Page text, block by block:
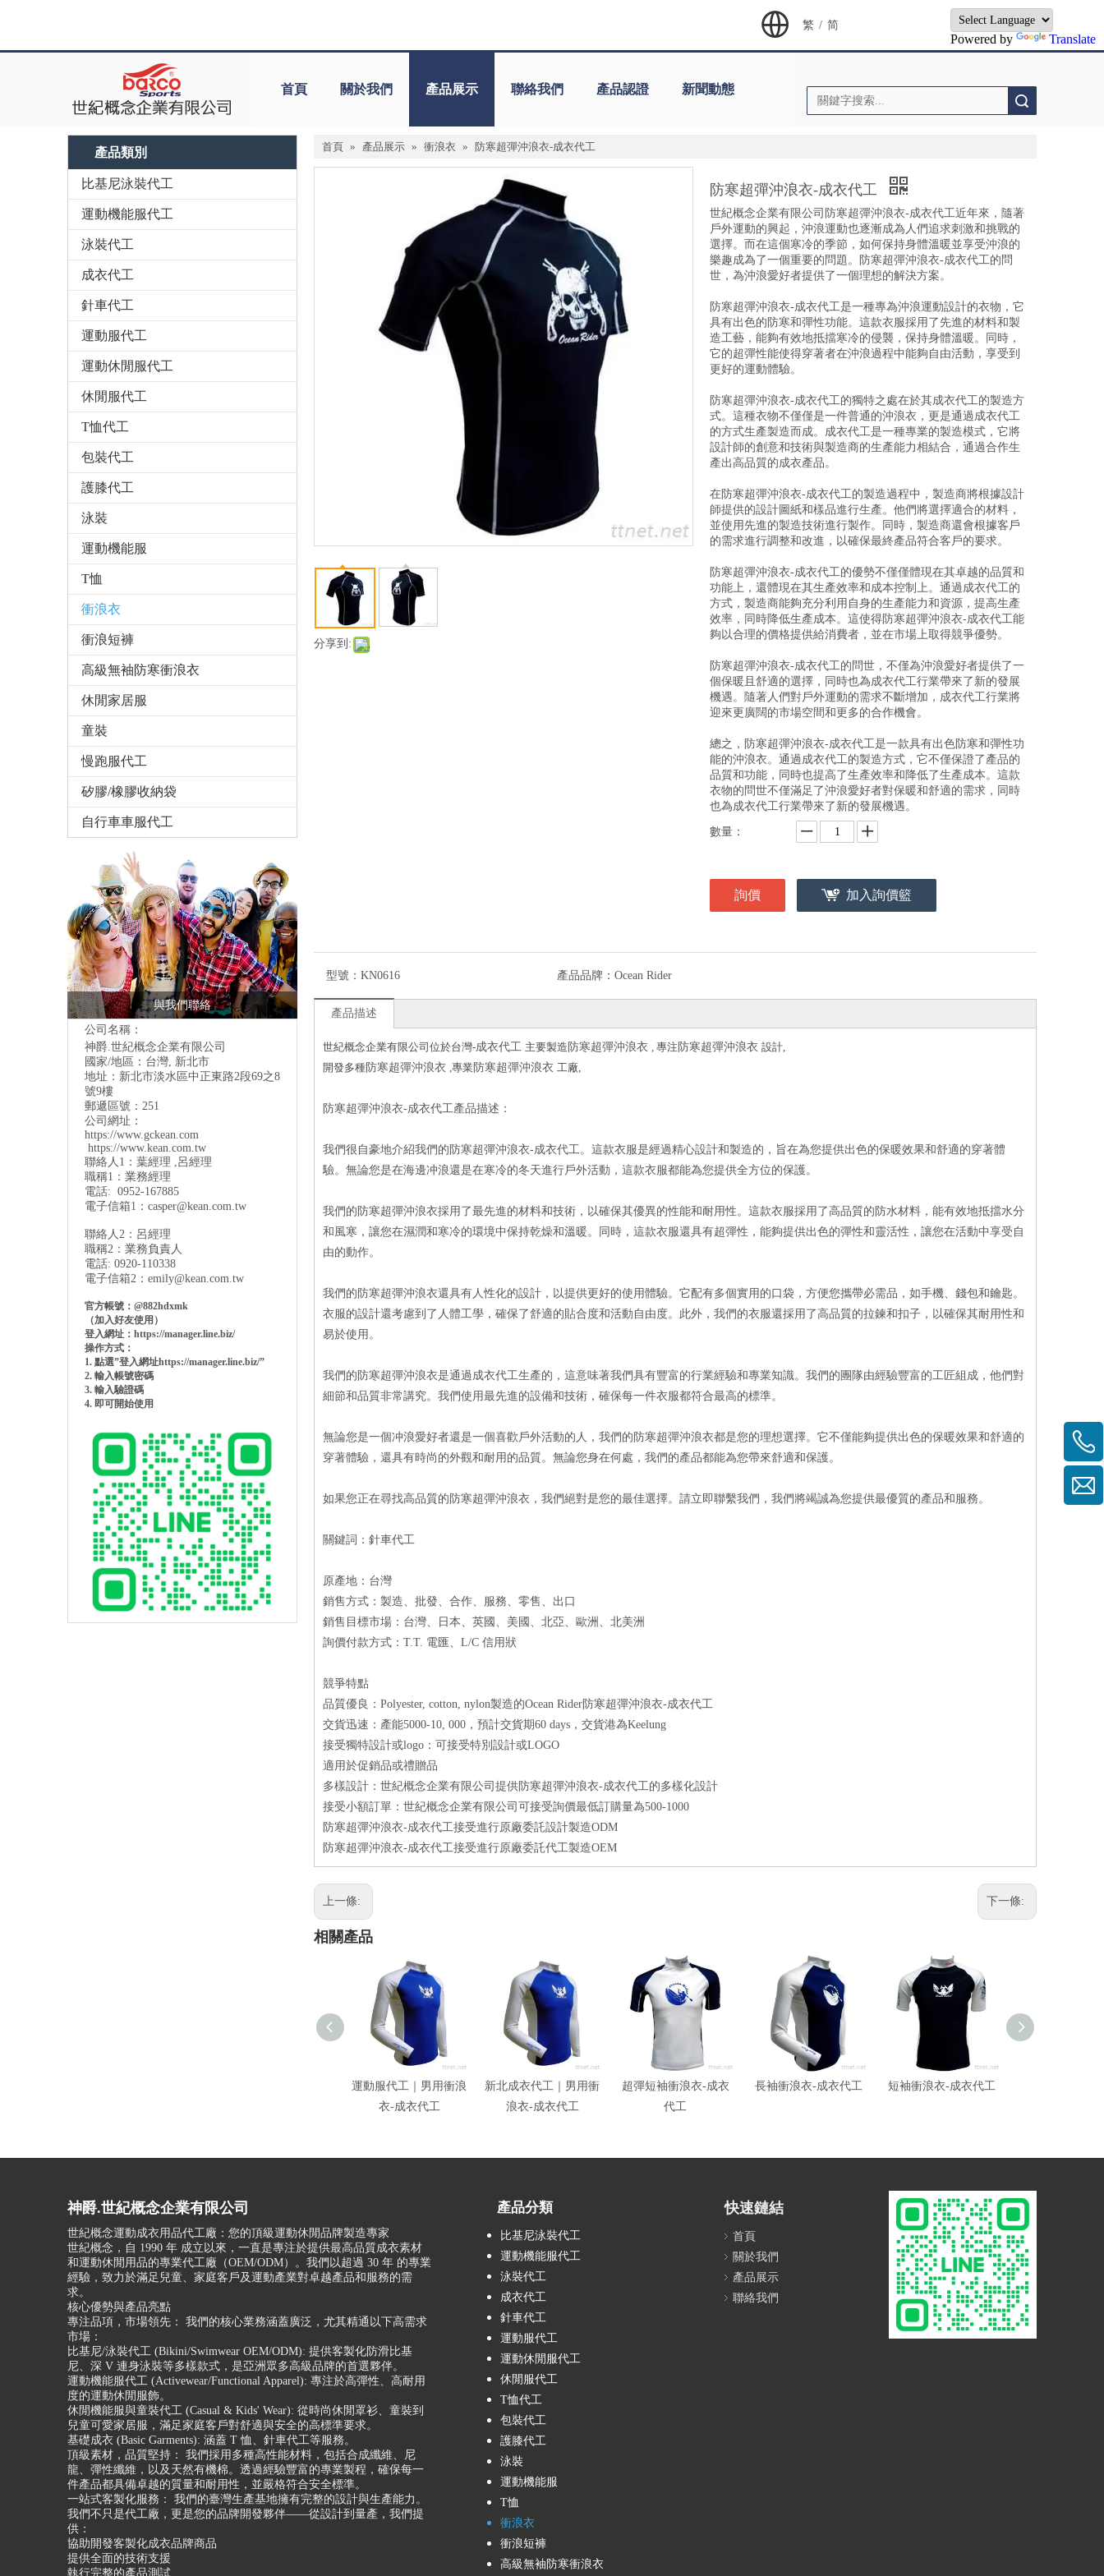
Powered by Translate
繁 / 简
首頁 關於我們 產品展示 聯絡我們 產品認證 新聞動態
產品類別
比基尼泳裝代工
運動機能服代工
泳裝代工
成衣代工
針車代工
運動服代工
運動休閒服代工
休閒服代工
T恤代工
包裝代工
護膝代工
泳裝
運動機能服
T恤
衝浪衣
衝浪短褲
高級無袖防寒衝浪衣
休閒家居服
童裝
慢跑服代工
矽膠/橡膠收納袋
自行車車服代工
與我們聯絡
公司名稱：
神爵.世紀概念企業有限公司
國家/地區：台灣, 新北市
地址： 新北市淡水區中正東路2段69之8
號9樓
郵遞區號：251
公司網址：
https://www.gckean.com
https://www.kean.com.tw
聯絡人1：葉經理 ,呂經理
職稱1：業務經理
電話: 0952-167885
電子信箱1： casper@kean.com.tw
聯絡人2：呂經理
職稱2：業務負責人
電話: 0920-110338
電子信箱2： emily@kean.com.tw
官方帳號：@882hdxmk
（加入好友使用）
登入網址：https://manager.line.biz/
操作方式：
1. 點選”登入網址https://manager.line.biz/”
2. 輸入帳號密碼
3. 輸入驗證碼
4. 即可開始使用
首頁 » 產品展示 » 衝浪衣 » 防寒超彈沖浪衣-成衣代工
分享到:
防寒超彈沖浪衣-成衣代工
世紀概念企業有限公司防寒超彈沖浪衣-成衣代工近年來，隨著
戶外運動的興起，沖浪運動也逐漸成為人們追求刺激和挑戰的
選擇。而在這個寒冷的季節，如何保持身體溫暖並享受沖浪的
樂趣成為了一個重要的問題。防寒超彈沖浪衣-成衣代工的問
世，為沖浪愛好者提供了一個理想的解決方案。
防寒超彈沖浪衣-成衣代工是一種專為沖浪運動設計的衣物，它
具有出色的防寒和彈性功能。這款衣服採用了先進的材料和製
造工藝，能夠有效地抵擋寒冷的侵襲，保持身體溫暖。同時，
它的超彈性能使得穿著者在沖浪過程中能夠自由活動，享受到
更好的運動體驗。
防寒超彈沖浪衣-成衣代工的獨特之處在於其成衣代工的製造方
式。這種衣物不僅僅是一件普通的沖浪衣，更是通過成衣代工
的方式生產製造而成。成衣代工是一種專業的製造模式，它將
設計師的創意和技術與製造商的生產能力相結合，通過合作生
產出高品質的成衣產品。
在防寒超彈沖浪衣-成衣代工的製造過程中，製造商將根據設計
師提供的設計圖紙和樣品進行生產。他們將選擇適合的材料，
並使用先進的製造技術進行製作。同時，製造商還會根據客戶
的需求進行調整和改進，以確保最終產品符合客戶的要求。
防寒超彈沖浪衣-成衣代工的優勢不僅僅體現在其卓越的品質和
功能上，還體現在其生產效率和成本控制上。通過成衣代工的
方式，製造商能夠充分利用自身的生產能力和資源，提高生產
效率，同時降低生產成本。這使得防寒超彈沖浪衣-成衣代工能
夠以合理的價格提供給消費者，並在市場上取得競爭優勢。
防寒超彈沖浪衣-成衣代工的問世，不僅為沖浪愛好者提供了一
個保暖且舒適的選擇，同時也為成衣代工行業帶來了新的發展
機遇。隨著人們對戶外運動的需求不斷增加，成衣代工行業將
迎來更廣闊的市場空間和更多的合作機會。
總之，防寒超彈沖浪衣-成衣代工是一款具有出色防寒和彈性功
能的沖浪衣。通過成衣代工的製造方式，它不僅保證了產品的
品質和功能，同時也提高了生產效率和降低了生產成本。這款
衣物的問世不僅滿足了沖浪愛好者對保暖和舒適的需求，同時
也為成衣代工行業帶來了新的發展機遇。
數量：
詢價 加入詢價籃
型號： KN0616 產品品牌： Ocean Rider
產品描述
世紀概念企業有限公司位於台灣-成衣代工 主要製造 防寒超彈沖浪衣 , 專注 防寒超彈沖浪衣 設計,
開發多種防寒超彈沖浪衣 ,專業 防寒超彈沖浪衣 工廠,
防寒超彈沖浪衣-成衣代工產品描述：
我們很自豪地介紹我們的防寒超彈沖浪衣-成衣代工。這款衣服是經過精心設計和製造的，旨在為您提供出色的保暖效果和舒適的穿著體
驗。無論您是在海邊冲浪還是在寒冷的冬天進行戶外活動，這款衣服都能為您提供全方位的保護。
我們的防寒超彈沖浪衣採用了最先進的材料和技術，以確保其優異的性能和耐用性。這款衣服採用了高品質的防水材料，能有效地抵擋水分
和風寒，讓您在濕潤和寒冷的環境中保持乾燥和溫暖。同時，這款衣服還具有超彈性，能夠提供出色的彈性和靈活性，讓您在活動中享受自
由的動作。
我們的防寒超彈沖浪衣還具有人性化的設計，以提供更好的使用體驗。它配有多個實用的口袋，方便您攜帶必需品，如手機、錢包和鑰匙。
衣服的設計還考慮到了人體工學，確保了舒適的貼合度和活動自由度。此外，我們的衣服還採用了高品質的拉鍊和扣子，以確保其耐用性和
易於使用。
我們的防寒超彈沖浪衣是通過成衣代工生產的，這意味著我們具有豐富的行業經驗和專業知識。我們的團隊由經驗豐富的工匠組成，他們對
細節和品質非常講究。我們使用最先進的設備和技術，確保每一件衣服都符合最高的標準。
無論您是一個冲浪愛好者還是一個喜歡戶外活動的人，我們的防寒超彈沖浪衣都是您的理想選擇。它不僅能夠提供出色的保暖效果和舒適的
穿著體驗，還具有時尚的外觀和耐用的品質。無論您身在何處，我們的產品都能為您帶來舒適和保護。
如果您正在尋找高品質的防寒超彈沖浪衣，我們絕對是您的最佳選擇。請立即聯繫我們，我們將竭誠為您提供最優質的產品和服務。
關鍵詞：針車代工
原產地：台灣
銷售方式：製造、批發、合作、服務、零售、出口
銷售目標市場：台灣、日本、英國、美國、北亞、歐洲、北美洲
詢價付款方式：T.T. 電匯、L/C 信用狀
競爭特點
品質優良：Polyester, cotton, nylon製造的Ocean Rider防寒超彈沖浪衣-成衣代工
交貨迅速：產能5000-10, 000，預計交貨期60 days，交貨港為Keelung
接受獨特設計或logo：可接受特別設計或LOGO
適用於促銷品或禮贈品
多樣設計：世紀概念企業有限公司提供防寒超彈沖浪衣-成衣代工的多樣化設計
接受小額訂單：世紀概念企業有限公司可接受詢價最低訂購量為500-1000
防寒超彈沖浪衣-成衣代工接受進行原廠委託設計製造ODM
防寒超彈沖浪衣-成衣代工接受進行原廠委託代工製造OEM
上一條: 下一條:
相關產品
運動服代工｜男用衝浪
衣-成衣代工
新北成衣代工｜男用衝
浪衣-成衣代工
超彈短袖衝浪衣-成衣
代工
長袖衝浪衣-成衣代工 短袖衝浪衣-成衣代工
神爵.世紀概念企業有限公司
世紀概念運動成衣用品代工廠：您的頂級運動休閒品牌製造專家
世紀概念，自 1990 年 成立以來，一直是專注於提供最高品質成衣素材
和運動休閒用品的專業代工廠（OEM/ODM）。我們以超過 30 年 的專業
經驗，致力於滿足兒童、家庭客戶及運動產業對卓越產品和服務的需
求。
核心優勢與產品亮點
專注品項，市場領先： 我們的核心業務涵蓋廣泛，尤其精通以下高需求
市場：
比基尼/泳裝代工 (Bikini/Swimwear OEM/ODM): 提供客製化防滑比基
尼、深 V 連身泳裝等多樣款式，是亞洲眾多高級品牌的首選夥伴。
運動機能服代工 (Activewear/Functional Apparel): 專注於高彈性、高耐用
度的運動休閒服飾。
休閒機能服與童裝代工 (Casual & Kids' Wear): 從時尚休閒罩衫、童裝到
兒童可愛家居服，滿足家庭客戶對舒適與安全的高標準要求。
基礎成衣 (Basic Garments): 涵蓋 T 恤、針車代工等服務。
頂級素材，品質堅持： 我們採用多種高性能材料，包括合成纖維、尼
龍、彈性纖維，以及天然有機棉。透過經驗豐富的專業製程，確保每一
件產品都具備卓越的質量和耐用性，並嚴格符合安全標準。
一站式客製化服務： 我們的臺灣生產基地擁有完整的設計與生產能力。
我們不只是代工廠，更是您的品牌開發夥伴——從設計到量產，我們提
供：
協助開發客製化成衣品牌商品
提供全面的技術支援
執行完整的產品測試
產品分類
比基尼泳裝代工
運動機能服代工
泳裝代工
成衣代工
針車代工
運動服代工
運動休閒服代工
休閒服代工
T恤代工
包裝代工
護膝代工
泳裝
運動機能服
T恤
衝浪衣
衝浪短褲
高級無袖防寒衝浪衣
快速鏈結
首頁
關於我們
產品展示
聯絡我們